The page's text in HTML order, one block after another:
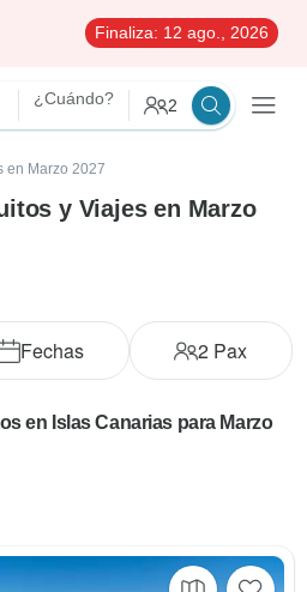
Finaliza: 12 ago., 2026
¿Cuándo? 2
en Marzo 2027
y Viajes en Marzo
Fechas 2 Pax
en Islas Canarias para Marzo